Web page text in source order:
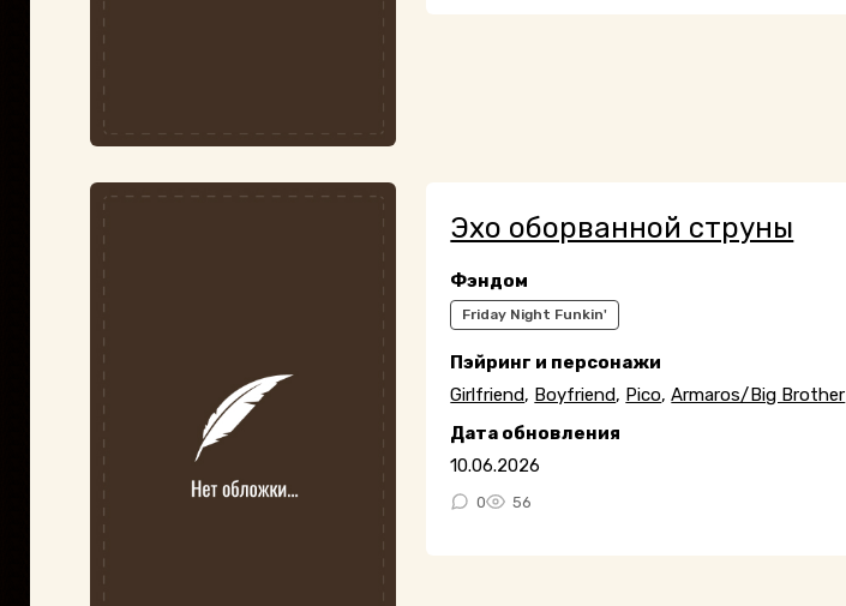
Эхо оборванной струны
Фэндом
Friday Night Funkin'
Пэйринг и персонажи
Girlfriend, Boyfriend, Pico,Armaros/Big Brother
Дата обновления
10.06.2026
0 56